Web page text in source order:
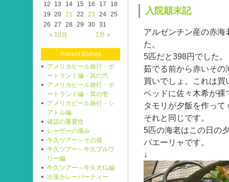
入院顛末記
アルゼンチン産の赤
た。
5匹だと398円でした。
茹でる前から赤いその
買いでしょ。これは買
ベッドに佐々木希が裸
タモリが夕飯を作っ
それと同じです。
5匹の海老はこの日の
パエーリャです。
↓
« 10月 1月 »
12
13 14 15 16 17
18
19 20 21 22 23 24 25
26 27 28 29 30 31
Recent Entries
アメリカビール旅行・ポ
ートランド編・其の弐
アメリカビール旅行・ポ
ートランド編・其の壱
アメリカビール旅行・シ
アトル編
確認の重要性
レーザーの痛み
牛久ツアー～その後
牛久ツアー～牛久ブルワ
リー編
牛久ツアー～牛久大仏編
出張カレーパーティー